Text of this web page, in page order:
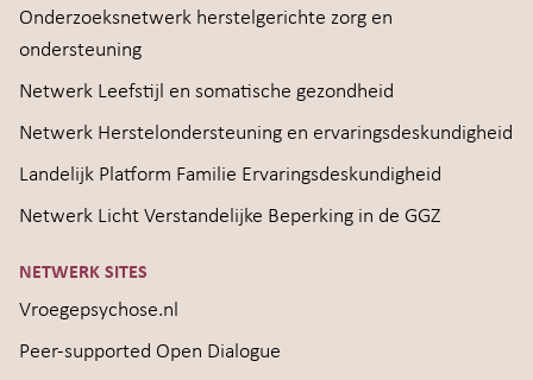
Onderzoeksnetwerk herstelgerichte zorg en
ondersteuning
Netwerk Leefstijl en somatische gezondheid
Netwerk Herstelondersteuning en ervaringsdeskundigheid
Landelijk Platform Familie Ervaringsdeskundigheid
Netwerk Licht Verstandelijke Beperking in de GGZ
NETWERK SITES
Vroegepsychose.nl
Peer-supported Open Dialogue